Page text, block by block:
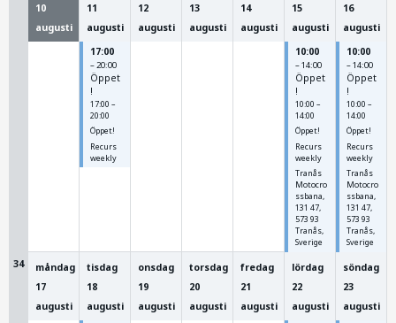
10
augusti
11
augusti
17:00
– 20:00
Öppet
!
17:00 –
20:00
Öppet!
Recurs
weekly
12
augusti
13
augusti
14
augusti
15
augusti
10:00
– 14:00
Öppet
!
10:00 –
14:00
Öppet!
Recurs
weekly
Tranås
Motocro
ssbana,
131 47,
573 93
Tranås,
Sverige
16
augusti
10:00
– 14:00
Öppet
!
10:00 –
14:00
Öppet!
Recurs
weekly
Tranås
Motocro
ssbana,
131 47,
573 93
Tranås,
Sverige
34
måndag
17
augusti
tisdag
18
augusti
onsdag
19
augusti
torsdag
20
augusti
fredag
21
augusti
lördag
22
augusti
söndag
23
augusti